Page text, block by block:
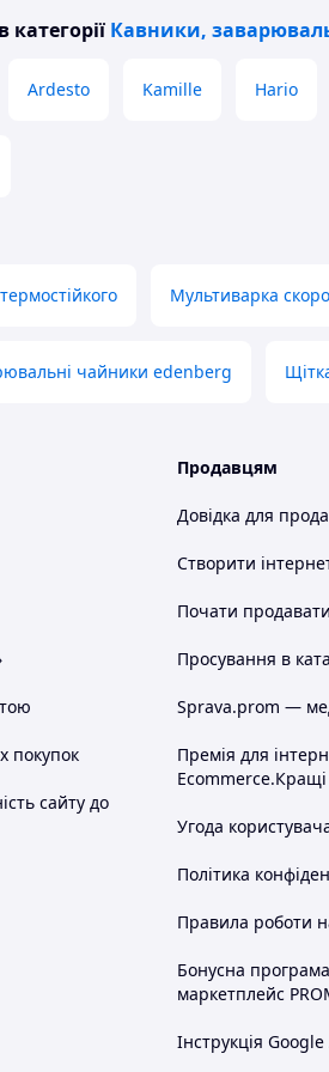
в категорії Кавники,
Ardesto Kamille Hario
Мультиварка
чайники edenberg
покупок
сайту до
Продавцям
Довідка для
Створити
Почати
Просування в
Sprava.prom —
Премія для
Ecommerce.Кращі
Угода
Політика
Правила роботи
Бонусна
маркетплейс
Інструкція